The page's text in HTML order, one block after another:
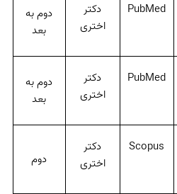
PubMed
دکتر
اختری
دوم به
بعد
PubMed
دکتر
اختری
دوم به
بعد
Scopus
دکتر
اختری
دوم